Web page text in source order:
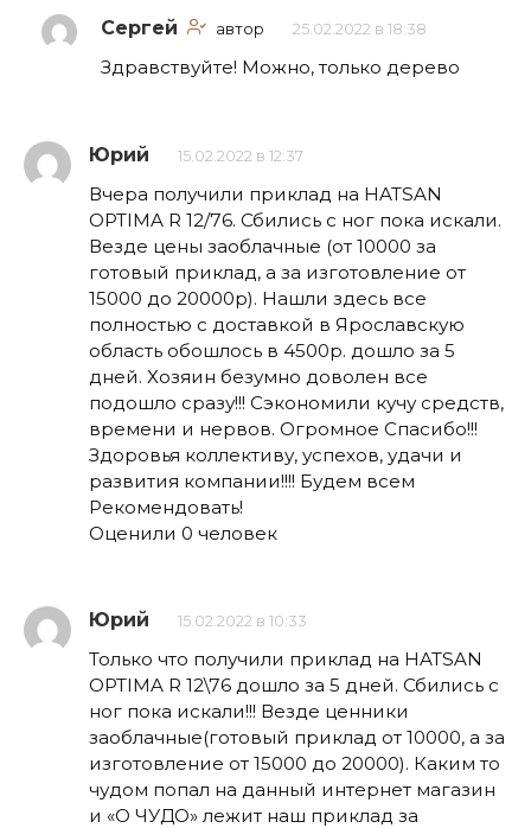
Сергей автор 25.02.2022 в 18:38
Здравствуйте! Можно, только дерево
Юрий 15.02.2022 в 12:37
Вчера получили приклад на HATSAN
OPTIMA R 12/76. Сбились с ног пока искали.
Везде цены заоблачные (от 10000 за
готовый приклад, а за изготовление от
15000 до 20000р). Нашли здесь все
полностью с доставкой в Ярославскую
область обошлось в 4500р. дошло за 5
дней. Хозяин безумно доволен все
подошло сразу!!! Сэкономили кучу средств,
времени и нервов. Огромное Спасибо!!!
Здоровья коллективу, успехов, удачи и
развития компании!!!! Будем всем
Рекомендовать!
Оценили 0 человек
Юрий 15.02.2022 в 10:33
Только что получили приклад на HATSAN
OPTIMA R 12\76 дошло за 5 дней. Сбились с
ног пока искали!!! Везде ценники
заоблачные(готовый приклад от 10000, а за
изготовление от 15000 до 20000). Каким то
чудом попал на данный интернет магазин
и «О ЧУДО» лежит наш приклад за